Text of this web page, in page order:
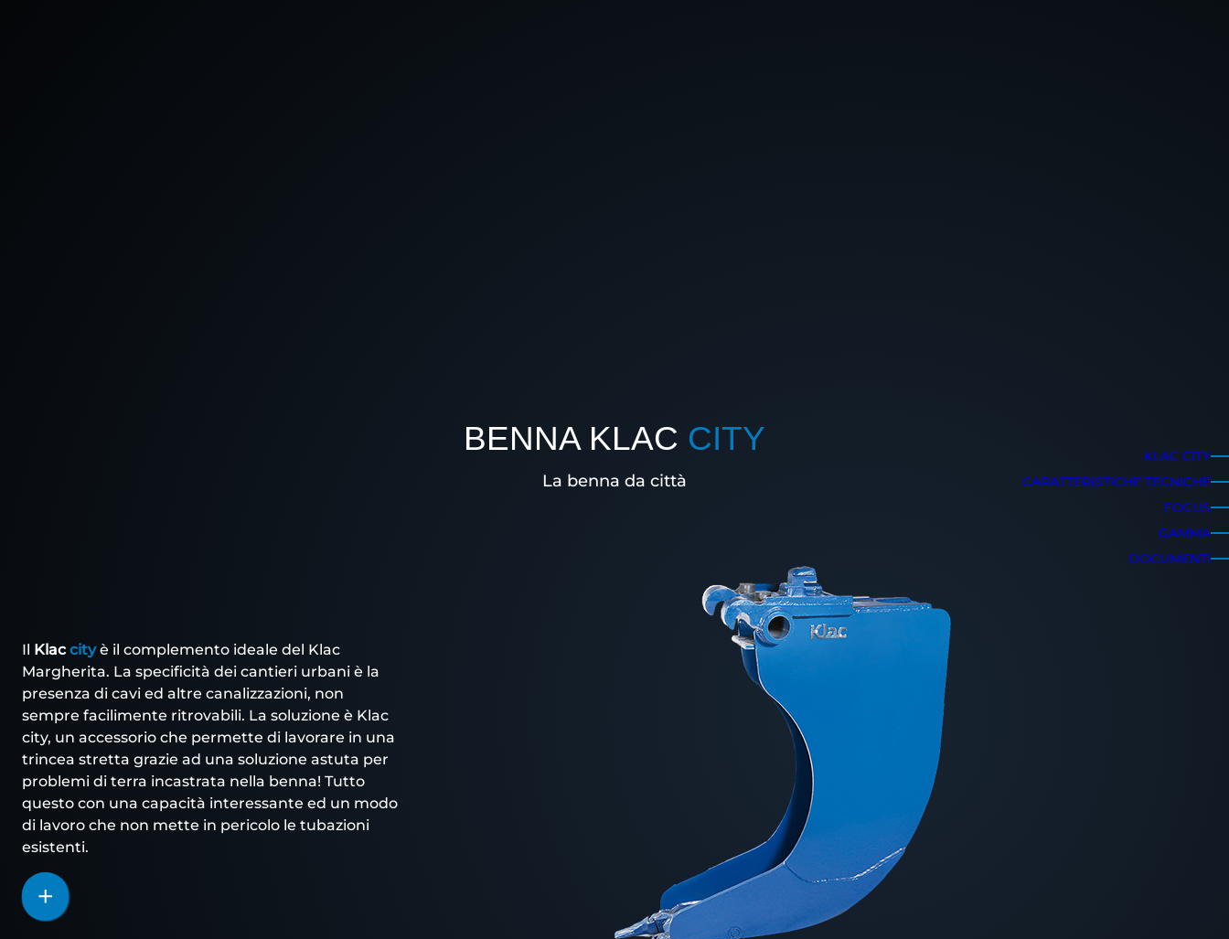
BENNA KLAC CITY
La benna da città
Il Klaccityè il complemento ideale del Klac
Margherita. La specificità dei cantieri urbani è la
presenza di cavi ed altre canalizzazioni, non
sempre facilimente ritrovabili. La soluzione è Klac
city, un accessorio che permette di lavorare in una
trincea stretta grazie ad una soluzione astuta per
problemi di terra incastrata nella benna! Tutto
questo con una capacità interessante ed un modo
di lavoro che non mette in pericolo le tubazioni
esistenti.
Saperne
di
KLAC CITY
CARATTERISTICHE TECNICHE
FOCUS
GAMMA
DOCUMENTI